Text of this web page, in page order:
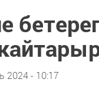
2024 - 10:17